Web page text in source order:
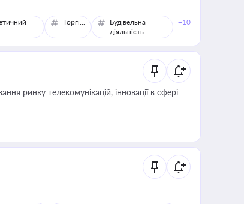
Торгівля
Будівельна
діяльність
+10
ринку телекомунікацій, інновації в сфері